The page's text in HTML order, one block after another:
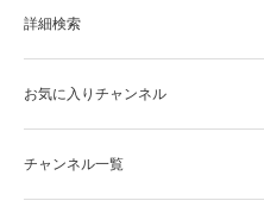
詳細検索
お気に入りチャンネル
チャンネル一覧